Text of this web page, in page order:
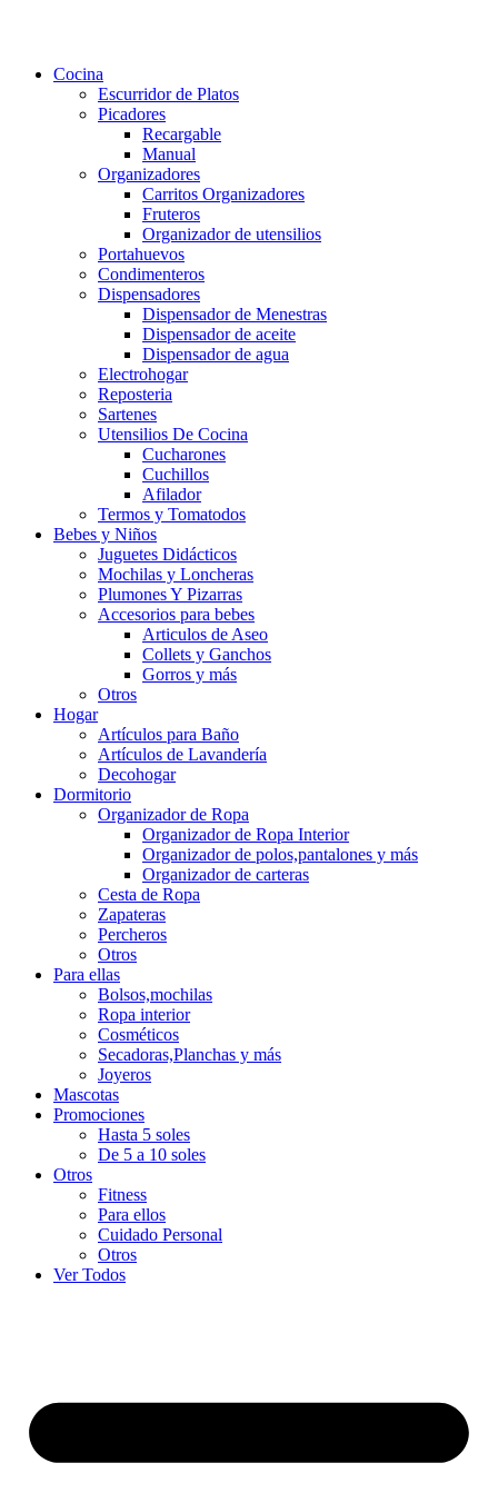
Cocina
Escurridor de Platos
Picadores
Recargable
Manual
Organizadores
Carritos Organizadores
Fruteros
Organizador de utensilios
Portahuevos
Condimenteros
Dispensadores
Dispensador de Menestras
Dispensador de aceite
Dispensador de agua
Electrohogar
Reposteria
Sartenes
Utensilios De Cocina
Cucharones
Cuchillos
Afilador
Termos y Tomatodos
Bebes y Niños
Juguetes Didácticos
Mochilas y Loncheras
Plumones Y Pizarras
Accesorios para bebes
Articulos de Aseo
Collets y Ganchos
Gorros y más
Otros
Hogar
Artículos para Baño
Artículos de Lavandería
Decohogar
Dormitorio
Organizador de Ropa
Organizador de Ropa Interior
Organizador de polos,pantalones y más
Organizador de carteras
Cesta de Ropa
Zapateras
Percheros
Otros
Para ellas
Bolsos,mochilas
Ropa interior
Cosméticos
Secadoras,Planchas y más
Joyeros
Mascotas
Promociones
Hasta 5 soles
De 5 a 10 soles
Otros
Fitness
Para ellos
Cuidado Personal
Otros
Ver Todos